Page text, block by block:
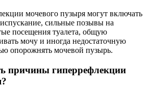
мочевого пузыря могут включать
сильные позывы на
посещения туалета, общую
мочу и иногда недостаточную
опорожнять мочевой пузырь.
причины гиперрефлекции